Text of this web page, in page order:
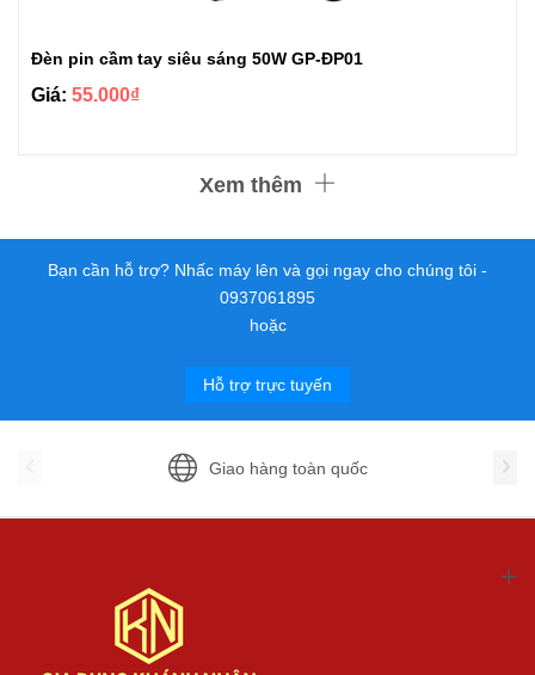
Đèn pin cầm tay siêu sáng 50W GP-ĐP01
Giá: 55.000₫
Xem thêm
Bạn cần hỗ trợ? Nhấc máy lên và gọi ngay cho chúng tôi -
0937061895
hoặc
Hỗ trợ trực tuyến
Giao hàng toàn quốc